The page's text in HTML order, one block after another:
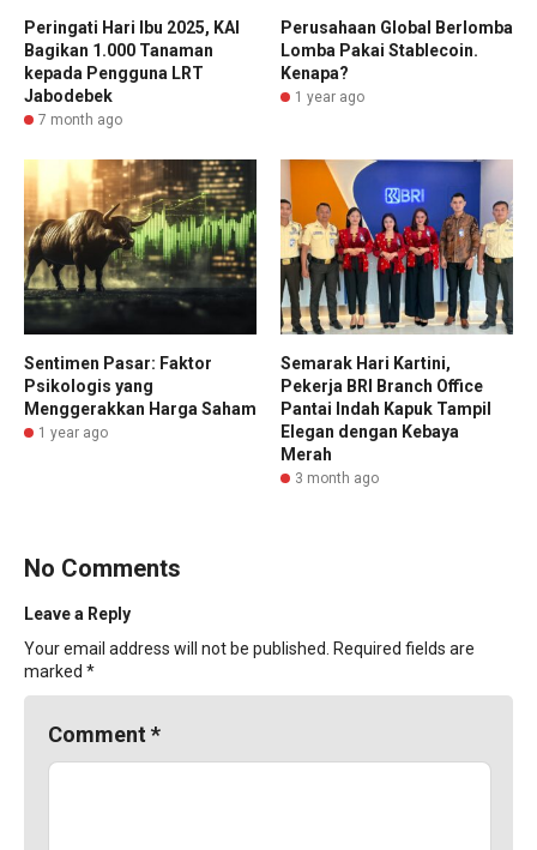
Peringati Hari Ibu 2025, KAI
Bagikan 1.000 Tanaman
kepada Pengguna LRT
Jabodebek
7 month ago
Perusahaan Global Berlomba
Lomba Pakai Stablecoin.
Kenapa?
1 year ago
Sentimen Pasar: Faktor
Psikologis yang
Menggerakkan Harga Saham
1 year ago
Semarak Hari Kartini,
Pekerja BRI Branch Office
Pantai Indah Kapuk Tampil
Elegan dengan Kebaya
Merah
3 month ago
No Comments
Leave a Reply
Your email address will not be published.
Required fields are
marked *
Comment *